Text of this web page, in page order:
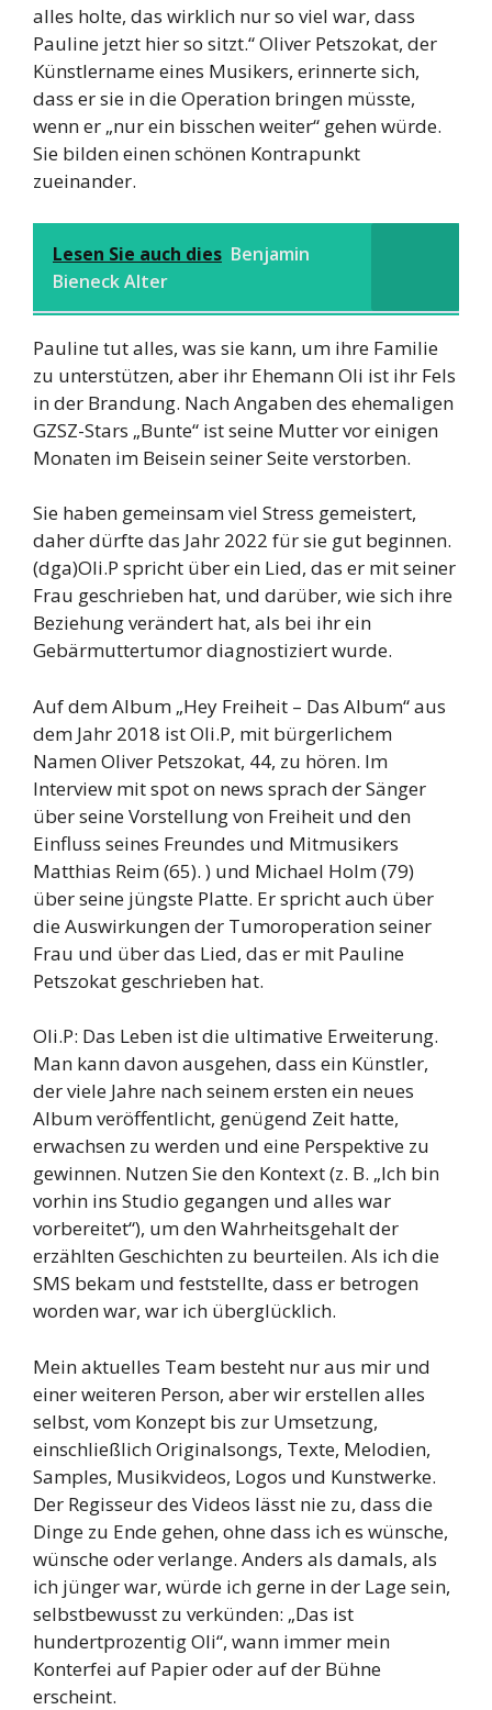
alles holte, das wirklich nur so viel war, dass
Pauline jetzt hier so sitzt.“ Oliver Petszokat, der
Künstlername eines Musikers, erinnerte sich,
dass er sie in die Operation bringen müsste,
wenn er „nur ein bisschen weiter“ gehen würde.
Sie bilden einen schönen Kontrapunkt
zueinander.
Lesen Sie auch dies Benjamin
Bieneck Alter
Pauline tut alles, was sie kann, um ihre Familie
zu unterstützen, aber ihr Ehemann Oli ist ihr Fels
in der Brandung. Nach Angaben des ehemaligen
GZSZ-Stars „Bunte“ ist seine Mutter vor einigen
Monaten im Beisein seiner Seite verstorben.
Sie haben gemeinsam viel Stress gemeistert,
daher dürfte das Jahr 2022 für sie gut beginnen.
(dga)Oli.P spricht über ein Lied, das er mit seiner
Frau geschrieben hat, und darüber, wie sich ihre
Beziehung verändert hat, als bei ihr ein
Gebärmuttertumor diagnostiziert wurde.
Auf dem Album „Hey Freiheit – Das Album“ aus
dem Jahr 2018 ist Oli.P, mit bürgerlichem
Namen Oliver Petszokat, 44, zu hören. Im
Interview mit spot on news sprach der Sänger
über seine Vorstellung von Freiheit und den
Einfluss seines Freundes und Mitmusikers
Matthias Reim (65). ) und Michael Holm (79)
über seine jüngste Platte. Er spricht auch über
die Auswirkungen der Tumoroperation seiner
Frau und über das Lied, das er mit Pauline
Petszokat geschrieben hat.
Oli.P: Das Leben ist die ultimative Erweiterung.
Man kann davon ausgehen, dass ein Künstler,
der viele Jahre nach seinem ersten ein neues
Album veröffentlicht, genügend Zeit hatte,
erwachsen zu werden und eine Perspektive zu
gewinnen. Nutzen Sie den Kontext (z. B. „Ich bin
vorhin ins Studio gegangen und alles war
vorbereitet“), um den Wahrheitsgehalt der
erzählten Geschichten zu beurteilen. Als ich die
SMS bekam und feststellte, dass er betrogen
worden war, war ich überglücklich.
Mein aktuelles Team besteht nur aus mir und
einer weiteren Person, aber wir erstellen alles
selbst, vom Konzept bis zur Umsetzung,
einschließlich Originalsongs, Texte, Melodien,
Samples, Musikvideos, Logos und Kunstwerke.
Der Regisseur des Videos lässt nie zu, dass die
Dinge zu Ende gehen, ohne dass ich es wünsche,
wünsche oder verlange. Anders als damals, als
ich jünger war, würde ich gerne in der Lage sein,
selbstbewusst zu verkünden: „Das ist
hundertprozentig Oli“, wann immer mein
Konterfei auf Papier oder auf der Bühne
erscheint.